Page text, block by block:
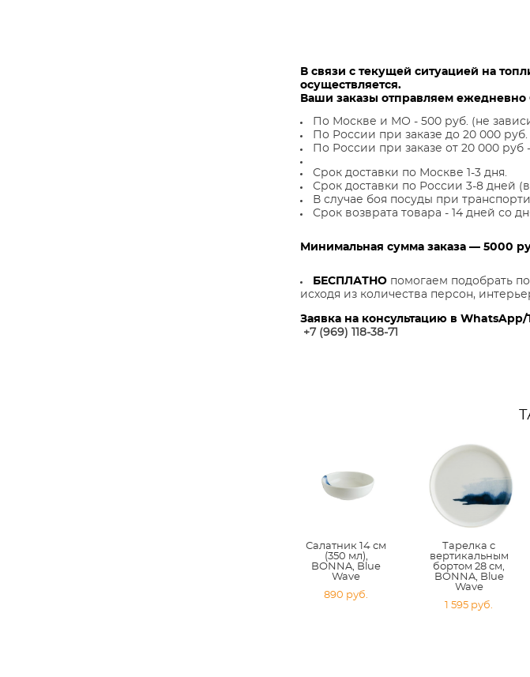
В связи с текущей ситуацией на
осуществляется.
Ваши заказы отправляем ежедневно
По Москве и МО - 500 руб. (не
По России при заказе до 20 000
По России при заказе от 20 000 руб
Срок доставки по Москве 1-3 дня.
Срок доставки по России 3-8 дней
В случае боя посуды при
Срок возврата товара - 14 дней со
Минимальная сумма заказа — 5000
БЕСПЛАТНО помогаем подобрать
исходя из количества персон,
Заявка на консультацию в
+7 (969) 118-38-7
Салатник 14 см
(350 мл),
BONNA, Blue
Wave
890 pуб.
Тарелка с
вертикальным
бортом 28 см,
BONNA, Blue
Wave
1 595 pуб.